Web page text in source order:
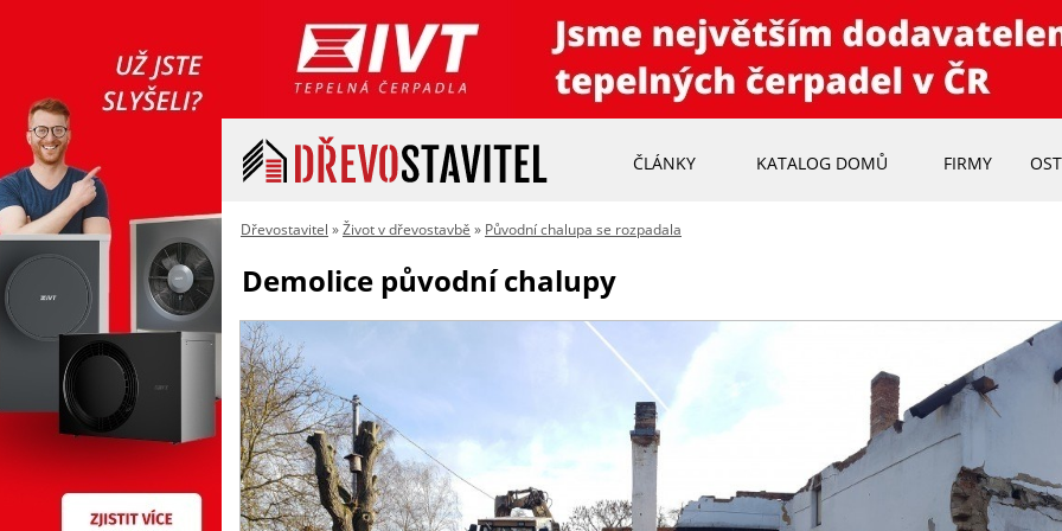
ČLÁNKY KATALOG DOMŮ FIRMY
Dřevostavitel »Život v dřevostavbě » Původní chalupa se rozpadala
Demolice původní chalupy